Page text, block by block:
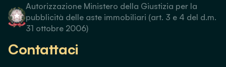
Autorizzazione Ministero della Giustizia per la
pubblicità delle aste immobiliari (art. 3 e 4 del d.m.
31 ottobre 2006)
Contattaci